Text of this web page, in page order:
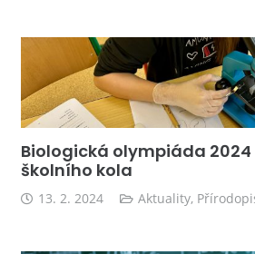
Biologická olympiáda 2024
školního kola
13. 2. 2024 Aktuality,